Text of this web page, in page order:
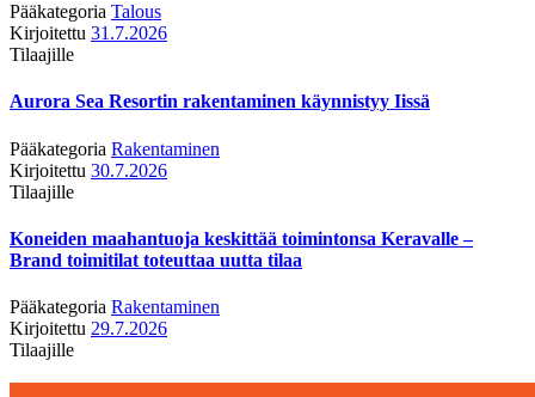
Pääkategoria Talous
Kirjoitettu 31.7.2026
Tilaajille
Aurora Sea Resortin rakentaminen käynnistyy Iissä
Pääkategoria Rakentaminen
Kirjoitettu 30.7.2026
Tilaajille
Koneiden maahantuoja keskittää toimintonsa Keravalle –
Brand toimitilat toteuttaa uutta tilaa
Pääkategoria Rakentaminen
Kirjoitettu 29.7.2026
Tilaajille